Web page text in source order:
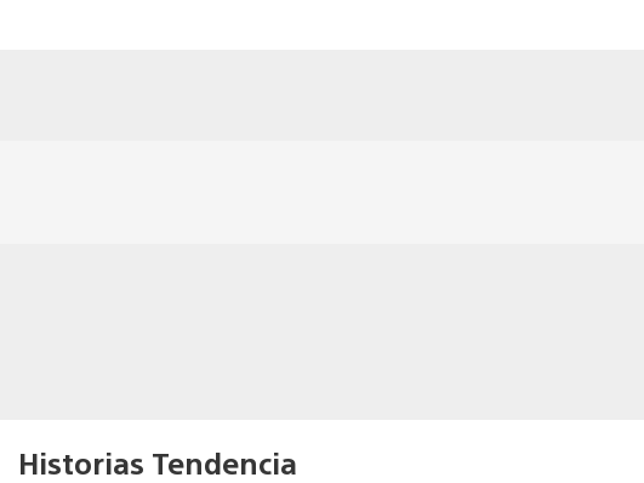
Historias Tendencia